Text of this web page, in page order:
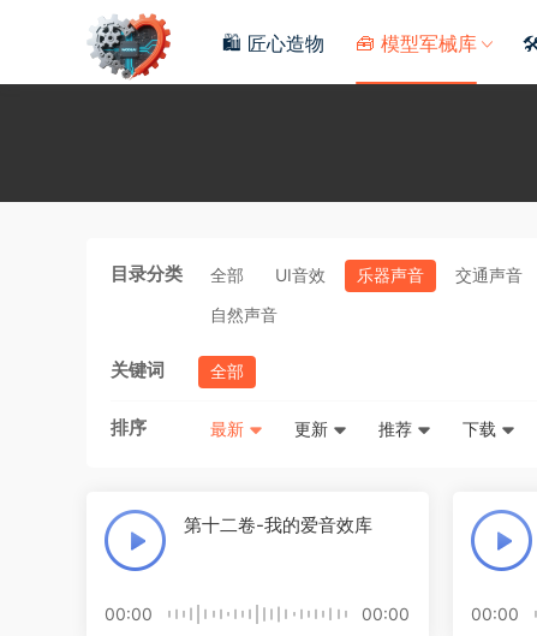
🛍️ 匠心造物 🧰 模型军械库
目录分类 全部 UI音效 乐器声音 交通声音
自然声音
关键词 全部
排序 最新 更新 推荐 下载
第十二卷-我的爱音效库
00:00 00:00 00:00